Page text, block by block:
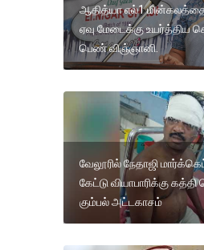
ஆதித்யா எல்1
ஏவு மேடைக்கு உயர்த்திய
பெண் விஞ்ஞானி.
வேலூரில் நேதாஜி
கேட்டு வியாபாரிக்கு கத்தி
கும்பல் அட்டகாசம்